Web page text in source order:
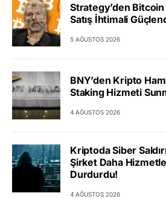
Strategy’den
Satış İhtimali
5 AĞUSTOS 2026
BNY’den Kripto
Staking Hizmeti
4 AĞUSTOS 2026
Kriptoda Siber
Şirket Daha
Durdurdu!
4 AĞUSTOS 2026